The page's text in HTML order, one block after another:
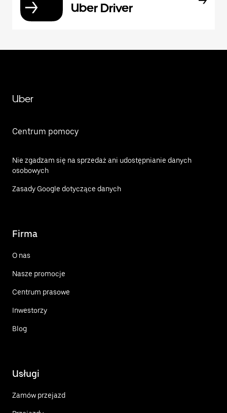
Uber Driver
Uber
Centrum pomocy
Nie zgadzam się na sprzedaż ani udostępnianie danych
osobowych
Zasady Google dotyczące danych
Firma
O nas
Nasze promocje
Centrum prasowe
Inwestorzy
Blog
Usługi
Zamów przejazd